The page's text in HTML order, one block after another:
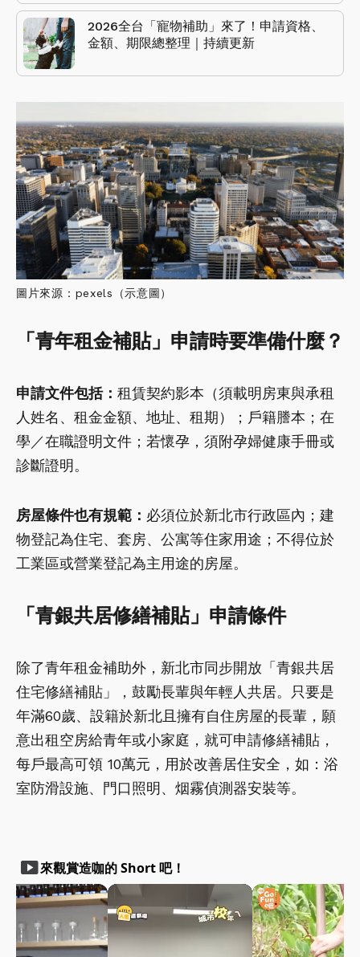
2026全台「寵物補助」來了！申請資格、
金額、期限總整理｜持續更新
圖片來源：pexels（示意圖）
「青年租金補貼」申請時要準備什麼？
申請文件包括： 租賃契約影本（須載明房東與承租
人姓名、租金金額、地址、租期）；戶籍謄本；在
學／在職證明文件；若懷孕，須附孕婦健康手冊或
診斷證明。
房屋條件也有規範： 必須位於新北市行政區內；建
物登記為住宅、套房、公寓等住家用途；不得位於
工業區或營業登記為主用途的房屋。
「青銀共居修繕補貼」申請條件
除了青年租金補助外，新北市同步開放「青銀共居
住宅修繕補貼」，鼓勵長輩與年輕人共居。只要是
年滿60歲、設籍於新北且擁有自住房屋的長輩，願
意出租空房給青年或小家庭，就可申請修繕補貼，
每戶最高可領 10萬元，用於改善居住安全，如：浴
室防滑設施、門口照明、烟霧偵測器安裝等。
smart_display來觀賞造咖的 Short 吧！